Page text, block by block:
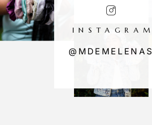
INSTAGRAM
@MDEMELENAS